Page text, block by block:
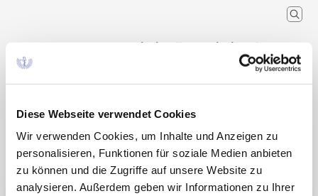
Diese Webseite verwendet Cookies
Wir verwenden Cookies, um Inhalte und Anzeigen zu
personalisieren, Funktionen für soziale Medien anbieten
zu können und die Zugriffe auf unsere Website zu
analysieren. Außerdem geben wir Informationen zu Ihrer
Arzneimittelkommission der
Home Arzneimitteltherapie Arzneiverordnung in der Praxis
Recherche
Schlagwort